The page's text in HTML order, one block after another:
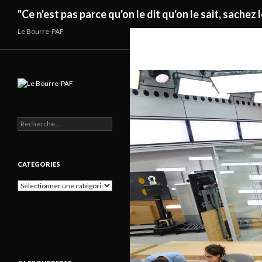
"Ce n'est pas parce qu'on le dit qu'on le sait, sachez
Le Bourre-PAF
Rechercher :
CATÉGORIES
Catégories